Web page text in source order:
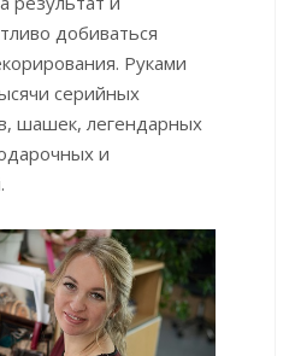
добиваться
Руками
серийных
шашек, легендарных
и